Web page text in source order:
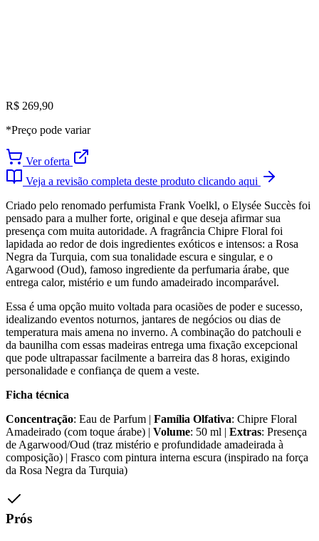
R$ 269,90
*Preço pode variar
Ver oferta
Veja a revisão completa deste produto clicando aqui
Criado pelo renomado perfumista Frank Voelkl, o Elysée Succès foi
pensado para a mulher forte, original e que deseja afirmar sua
presença com muita autoridade. A fragrância Chipre Floral foi
lapidada ao redor de dois ingredientes exóticos e intensos: a Rosa
Negra da Turquia, com sua tonalidade escura e singular, e o
Agarwood (Oud), famoso ingrediente da perfumaria árabe, que
entrega calor, mistério e um fundo amadeirado incomparável.
Essa é uma opção muito voltada para ocasiões de poder e sucesso,
idealizando eventos noturnos, jantares de negócios ou dias de
temperatura mais amena no inverno. A combinação do patchouli e
da baunilha com essas madeiras entrega uma fixação excepcional
que pode ultrapassar facilmente a barreira das 8 horas, exigindo
personalidade e confiança de quem a veste.
Ficha técnica
Concentração: Eau de Parfum | Família Olfativa: Chipre Floral
Amadeirado (com toque árabe) | Volume: 50 ml | Extras: Presença
de Agarwood/Oud (traz mistério e profundidade amadeirada à
composição) | Frasco com pintura interna escura (inspirado na força
da Rosa Negra da Turquia)
Prós